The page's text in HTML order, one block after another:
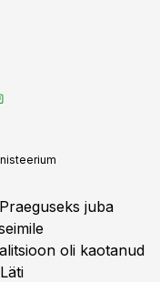
juba
oli kaotanud